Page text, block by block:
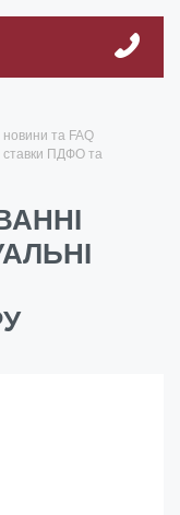
та FAQ
ставки ПДФО та